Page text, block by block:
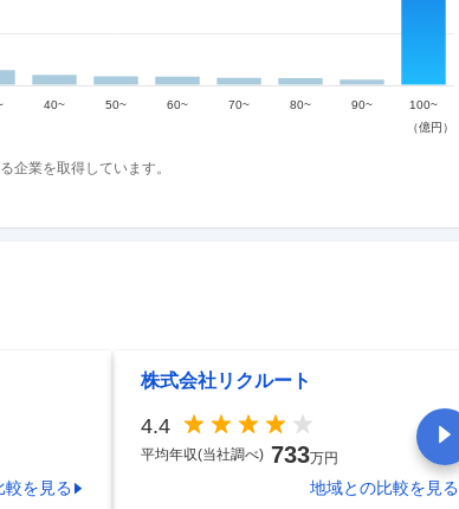
企業を取得しています。
較を見る
株式会社リクルート
4.4
平均年収(当社調べ) 733万円
地域との比較を見る